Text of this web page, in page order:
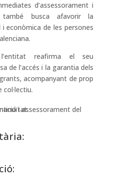
d’assessorament i
busca afavorir la
econòmica de les persones
reafirma el seu
de l’accés i la garantia dels
acompanyant de prop